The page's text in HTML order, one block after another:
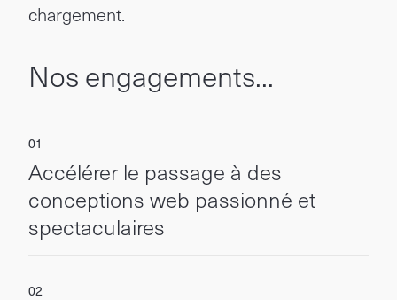
chargement.
Nos engagements...
Accélérer le passage à des
conceptions web passionné et
spectaculaires